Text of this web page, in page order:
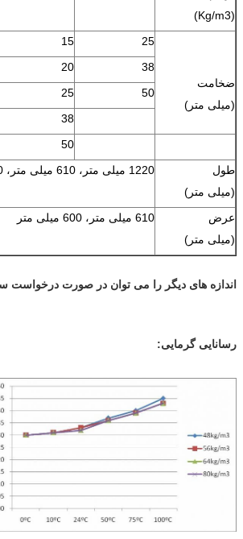
(Kg/m3)
ضخامت
(میلی متر)
25
15
38
20
50
25
38
50
طول
(میلی متر)
1220 میلی متر، 610 میلی متر، 600 میلی متر
عرض
(میلی متر)
610 میلی متر، 600 میلی متر
اندازه های دیگر را می توان در صورت درخواست
رسانایی گرمایی: